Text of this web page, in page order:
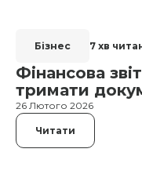
Бізнес 7 хв
Фінансова
тримати
26 Лютого 2026
Читати